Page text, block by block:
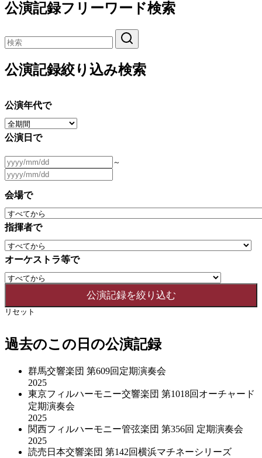
公演記録フリーワード検索
公演記録絞り込み検索
公演年代で
公演日で
～
会場で
指揮者で
オーケストラ等で
リセット
過去のこの日の公演記録
群馬交響楽団 第609回定期演奏会
2025
東京フィルハーモニー交響楽団 第1018回オーチャード
定期演奏会
2025
関西フィルハーモニー管弦楽団 第356回 定期演奏会
2025
読売日本交響楽団 第142回横浜マチネーシリーズ